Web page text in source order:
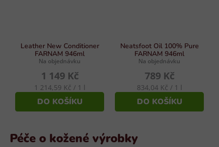
Leather New Conditioner
FARNAM 946ml
Na objednávku
1 149 Kč
Měrná
cena:
1 214,59 Kč / 1 l
DO KOŠÍKU
Neatsfoot Oil 100% Pure
FARNAM 946ml
Na objednávku
789 Kč
Měrná
cena:
834,04 Kč / 1 l
DO KOŠÍKU
Péče o kožené výrobky